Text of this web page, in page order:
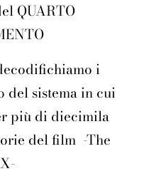
QUARTO
i
del sistema in cui
più di diecimila
del film -The